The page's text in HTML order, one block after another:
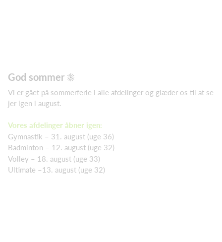
God sommer ☀️
Vi er gået på sommerferie i alle afdelinger og glæder os til at se
jer igen i august.
Vores afdelinger åbner igen:
Gymnastik – 31. august (uge 36)
Badminton – 12. august (uge 32)
Volley – 18. august (uge 33)
Ultimate –13. august (uge 32)